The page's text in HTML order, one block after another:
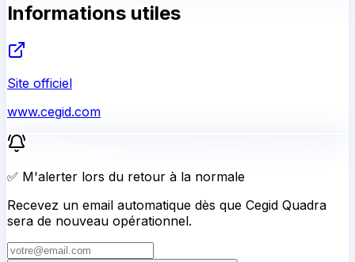
Informations utiles
Site officiel
www.cegid.com
✅ M'alerter lors du retour à la normale
Recevez un email automatique dès que Cegid Quadra
sera de nouveau opérationnel.